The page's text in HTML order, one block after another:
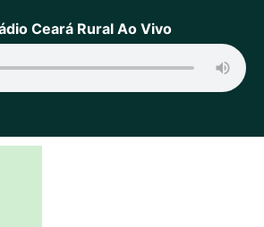
Ceará Rural Ao Vivo